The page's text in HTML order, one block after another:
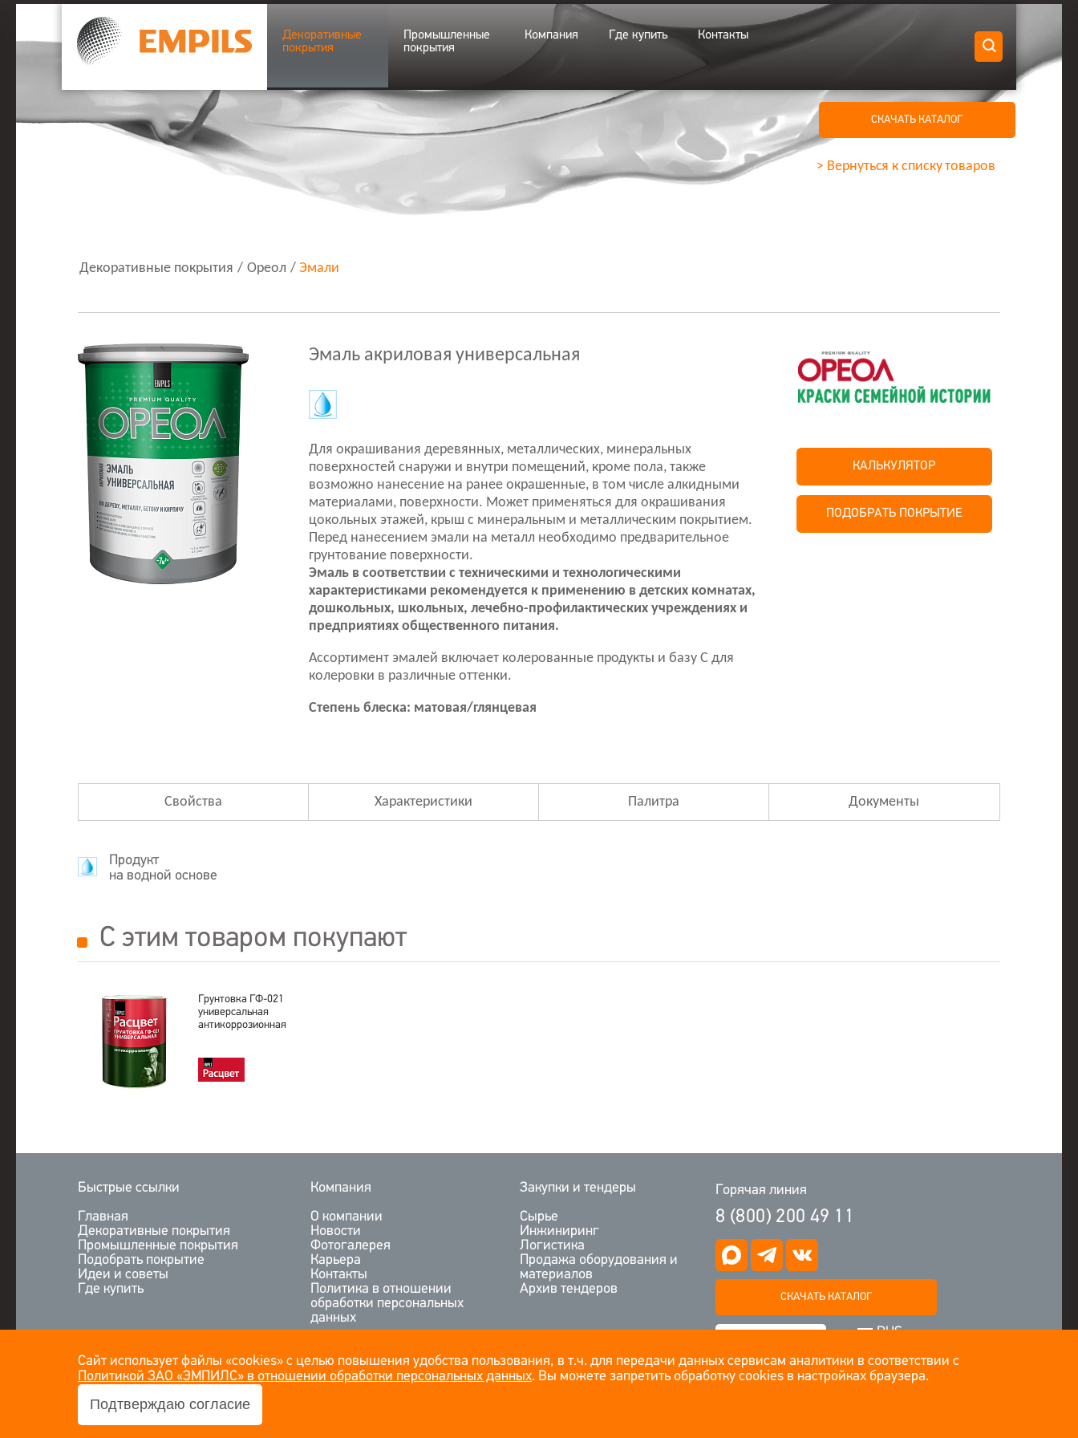
Декоративные
покрытия
Промышленные
покрытия
Компания Где купить Контакты
Декоративные покрытия / Ореол / Эмали
СКАЧАТЬ КАТАЛОГ
> Вернуться к списку товаров
Эмаль акриловая универсальная
Для окрашивания деревянных, металлических, минеральных
поверхностей снаружи и внутри помещений, кроме пола, также
возможно нанесение на ранее окрашенные, в том числе алкидными
материалами, поверхности. Может применяться для окрашивания
цокольных этажей, крыш с минеральным и металлическим покрытием.
Перед нанесением эмали на металл необходимо предварительное
грунтование поверхности.
Эмаль в соответствии с техническими и технологическими
характеристиками рекомендуется к применению в детских комнатах,
дошкольных, школьных, лечебно-профилактических учреждениях и
предприятиях общественного питания.
Ассортимент эмалей включает колерованные продукты и базу С для
колеровки в различные оттенки.
Степень блеска: матовая/глянцевая
КАЛЬКУЛЯТОР
ПОДОБРАТЬ ПОКРЫТИЕ
Свойства Характеристики Палитра Документы
Продукт
на водной основе
С этим товаром покупают
Грунтовка ГФ-021
универсальная
антикоррозионная
Быстрые ссылки
Главная
Декоративные покрытия
Промышленные покрытия
Подобрать покрытие
Идеи и советы
Где купить
Компания
О компании
Новости
Фотогалерея
Карьера
Контакты
Политика в отношении
обработки персональных
данных
Закупки и тендеры
Сырье
Инжиниринг
Логистика
Продажа оборудования и
материалов
Архив тендеров
Горячая линия
8 (800) 200 49 11
СКАЧАТЬ КАТАЛОГ
RUS
Сайт использует файлы «cookies» с целью повышения удобства пользования, в т.ч. для передачи данных сервисам аналитики в соответствии с
Политикой ЗАО «ЭМПИЛС» в отношении обработки персональных данных. Вы можете запретить обработку cookies в настройках браузера.
Подтверждаю согласие